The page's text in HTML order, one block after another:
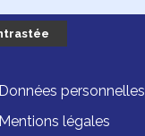
Données personnelles
Mentions légales